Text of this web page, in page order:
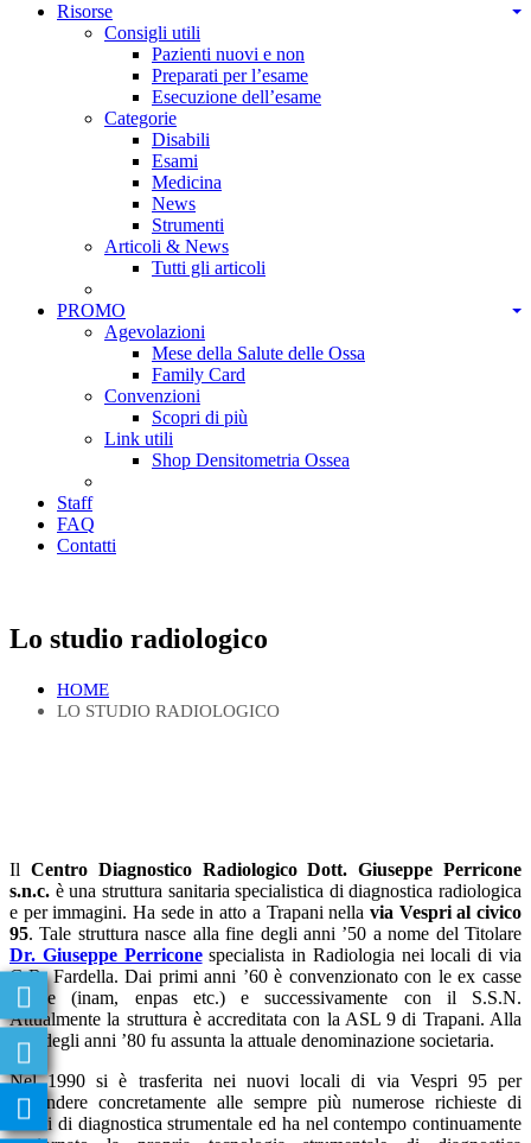
Risorse
Consigli utili
Pazienti nuovi e non
Preparati per l’esame
Esecuzione dell’esame
Categorie
Disabili
Esami
Medicina
News
Strumenti
Articoli & News
Tutti gli articoli
PROMO
Agevolazioni
Mese della Salute delle Ossa
Family Card
Convenzioni
Scopri di più
Link utili
Shop Densitometria Ossea
Staff
FAQ
Contatti
Lo studio radiologico
HOME
LO STUDIO RADIOLOGICO
Il Centro Diagnostico Radiologico Dott. Giuseppe Perricone
s.n.c. è una struttura sanitaria specialistica di diagnostica radiologica
e per immagini. Ha sede in atto a Trapani nella via Vespri al civico
95. Tale struttura nasce alla fine degli anni ’50 a nome del Titolare
Dr. Giuseppe Perriconespecialista in Radiologia nei locali di via
G.B. Fardella. Dai primi anni ’60 è convenzionato con le ex casse
mutue (inam, enpas etc.) e successivamente con il S.S.N.
Attualmente la struttura è accreditata con la ASL 9 di Trapani. Alla
fine degli anni ’80 fu assunta la attuale denominazione societaria.
Nel 1990 si è trasferita nei nuovi locali di via Vespri 95 per
rispondere concretamente alle sempre più numerose richieste di
esami di diagnostica strumentale ed ha nel contempo continuamente